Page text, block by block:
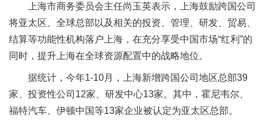
上海市商务委员会主任尚玉英表示，上海鼓励跨国公司
将亚太区、全球总部以及相关的投资、管理、研发、贸易、
结算等功能性机构落户上海，在充分享受中国市场“红利”的
同时，提升上海在全球资源配置中的战略地位。
据统计，今年1-10月，上海新增跨国公司地区总部39
家、投资性公司12家、研发中心13家。其中，霍尼韦尔、
福特汽车、伊顿中国等13家企业被认定为亚太区总部。